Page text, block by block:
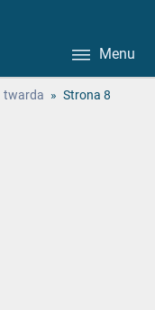
Menu
twarda » Strona 8